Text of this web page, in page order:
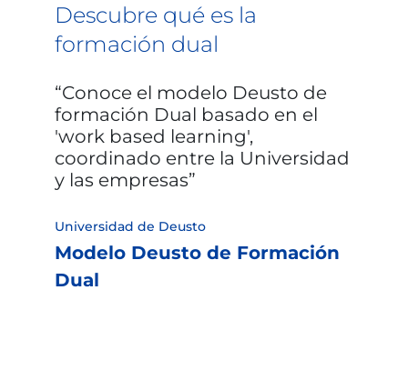
Descubre qué es la
formación dual
Conoce el modelo Deusto de
formación Dual basado en el
'work based learning',
coordinado entre la Universidad
y las empresas
Universidad de Deusto
Modelo Deusto de Formación
Dual